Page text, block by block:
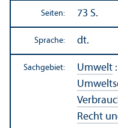
Seiten: 73 S.
Sprache: dt.
Sachgebiet: Umwelt :
Recht